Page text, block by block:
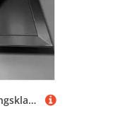
1 Stück langlebige Zugangsklappe aus Edelstahl mit Drehverschluss | Einfach zu installierende Inspektionstür for die Wartung(24x36in)